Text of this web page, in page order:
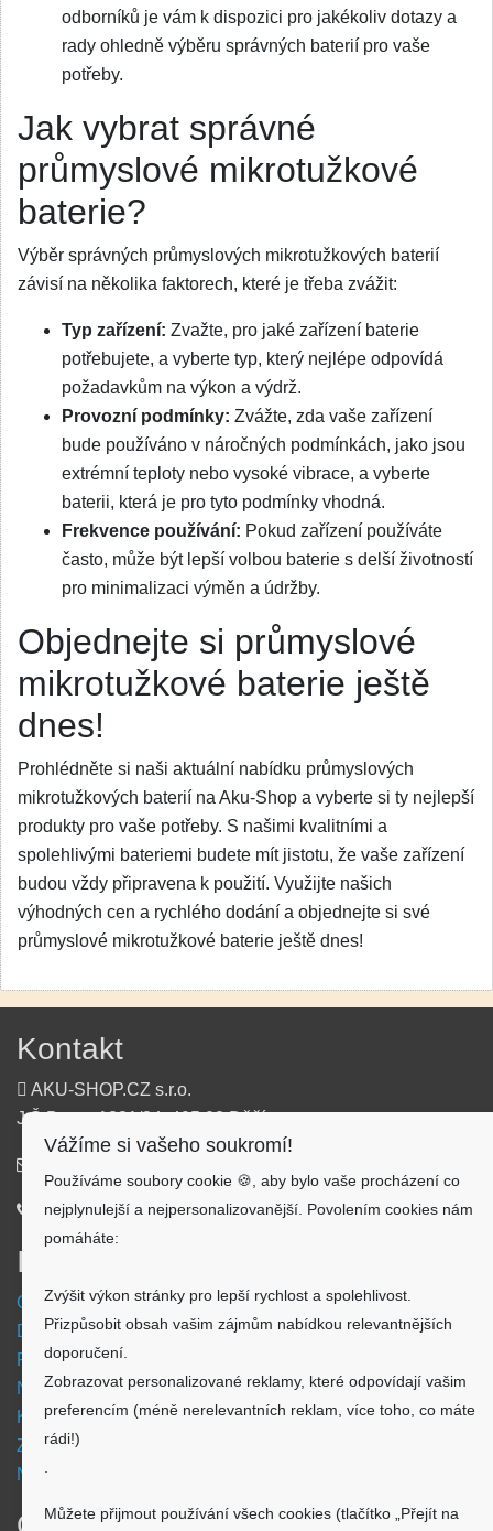
odborníků je vám k dispozici pro jakékoliv dotazy a
rady ohledně výběru správných baterií pro vaše
potřeby.
Jak vybrat správné
průmyslové mikrotužkové
baterie?
Výběr správných průmyslových mikrotužkových baterií
závisí na několika faktorech, které je třeba zvážit:
Typ zařízení: Zvažte, pro jaké zařízení baterie
potřebujete, a vyberte typ, který nejlépe odpovídá
požadavkům na výkon a výdrž.
Provozní podmínky: Zvážte, zda vaše zařízení
bude používáno v náročných podmínkách, jako jsou
extrémní teploty nebo vysoké vibrace, a vyberte
baterii, která je pro tyto podmínky vhodná.
Frekvence používání: Pokud zařízení používáte
často, může být lepší volbou baterie s delší životností
pro minimalizaci výměn a údržby.
Objednejte si průmyslové
mikrotužkové baterie ještě
dnes!
Prohlédněte si naši aktuální nabídku průmyslových
mikrotužkových baterií na Aku-Shop a vyberte si ty nejlepší
produkty pro vaše potřeby. S našimi kvalitními a
spolehlivými bateriemi budete mít jistotu, že vaše zařízení
budou vždy připravena k použití. Využijte našich
výhodných cen a rychlého dodání a objednejte si své
průmyslové mikrotužkové baterie ještě dnes!
Kontakt
AKU-SHOP.CZ s.r.o.
J.Š.Baara 1331/34, 405 02 Děčín
720 500 500
Informace
Obchodní podmínky
Doprava a platba
Reklamační formulář
Nastavení cookies
Kde nás najdete
Zpětný odběr vysloužilých elektrozařízení
Návod - akumulátory
Vážíme si vašeho soukromí!
Používáme soubory cookie 🍪, aby bylo vaše procházení co
nejplynulejší a nejpersonalizovanější. Povolením cookies nám
pomáháte:
Zvýšit výkon stránky pro lepší rychlost a spolehlivost.
Přizpůsobit obsah vašim zájmům nabídkou relevantnějších
doporučení.
Zobrazovat personalizované reklamy, které odpovídají vašim
preferencím (méně nerelevantních reklam, více toho, co máte
rádi!)
Můžete přijmout používání všech cookies (tlačítko „Přejít na